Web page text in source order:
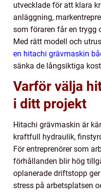
utvecklade för att klara
anläggning,
som föraren får en trygg
Med rätt modell och
en hitachi grävmaskin
sänka de långsiktiga
Varför välja
i ditt projekt
Hitachi grävmaskin är
kraftfull hydraulik,
För entreprenörer som
förhållanden blir hög
oplanerade driftstopp
stress på arbetsplatsen